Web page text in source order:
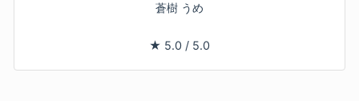
蒼樹 うめ
★ 5.0 / 5.0